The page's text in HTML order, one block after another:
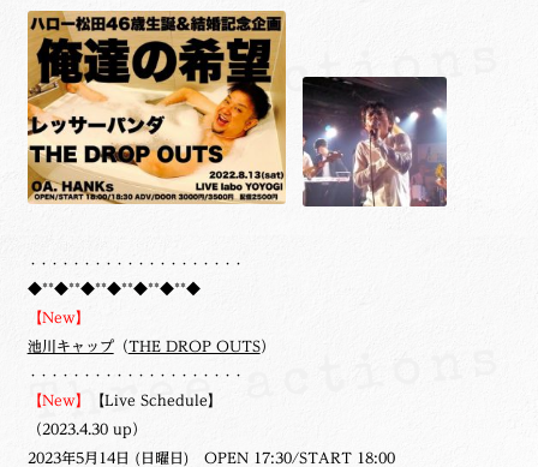
・・・・・・・・・・・・・・・・・・・・
◆**◆**◆**◆**◆**◆**◆
【New】
池川キャップ（THE DROP OUTS）
・・・・・・・・・・・・・・・・・・・・
【New】 【Live Schedule】
（2023.4.30 up）
2023年5月14日 (日曜日) OPEN 17:30/START 18:00